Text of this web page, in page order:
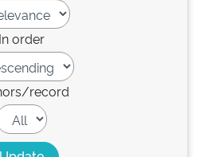
In order
record